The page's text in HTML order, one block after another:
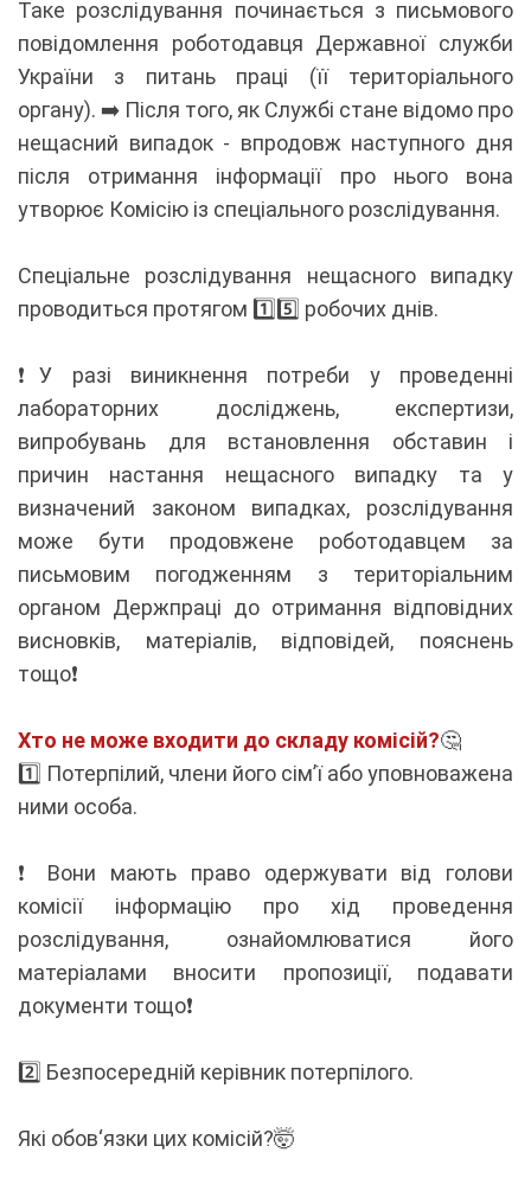
Таке розслідування починається з письмового
повідомлення роботодавця Державної служби
України з питань праці (її територіального
органу). ➡️ Після того, як Службі стане відомо про
нещасний випадок - впродовж наступного дня
після отримання інформації про нього вона
утворює Комісію із спеціального розслідування.
Спеціальне розслідування нещасного випадку
проводиться протягом 1️⃣5️⃣ робочих днів.
❗️У разі виникнення потреби у проведенні
лабораторних досліджень, експертизи,
випробувань для встановлення обставин і
причин настання нещасного випадку та у
визначений законом випадках, розслідування
може бути продовжене роботодавцем за
письмовим погодженням з територіальним
органом Держпраці до отримання відповідних
висновків, матеріалів, відповідей, пояснень
тощо❗️
Хто не може входити до складу комісій?🤔
1️⃣ Потерпілий, члени його сім’ї або уповноважена
ними особа.
❗️ Вони мають право одержувати від голови
комісії інформацію про хід проведення
розслідування, ознайомлюватися його
матеріалами вносити пропозиції, подавати
документи тощо❗️
2️⃣ Безпосередній керівник потерпілого.
Які обов‘язки цих комісій?🤯